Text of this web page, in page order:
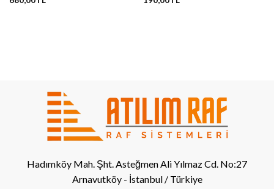
Hadımköy Mah. Şht. Asteğmen Ali Yılmaz Cd. No:27
Arnavutköy - İstanbul / Türkiye